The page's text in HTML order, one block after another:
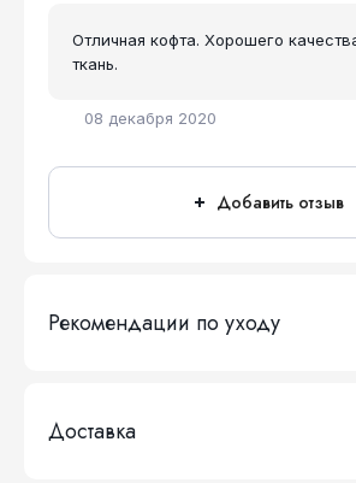
08 декабря 2020
Отличная кофта. Хорошего
ткань.
Добавить отзыв
Рекомендации по уходу
Доставка